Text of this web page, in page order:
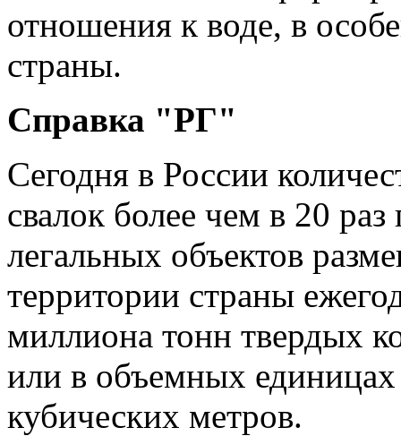
отношения к воде, в
страны.
Справка "РГ"
Сегодня в России
свалок более чем в 20
легальных объектов
территории страны
миллиона тонн твердых
или в объемных
кубических метров.